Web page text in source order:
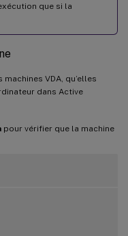
que si la
VDA, qu’elles
dans Active
pour vérifier que la machine